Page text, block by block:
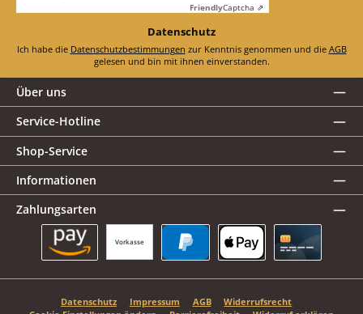
FriendlyCaptcha ⇗
Datenschutz
Ich habe die Datenschutzbestimmungen zur Kenntnis genommen und die AGB
gelesen und bin mit ihnen einverstanden.
Über uns
Service-Hotline
Shop-Service
Informationen
Zahlungsarten
Vorkasse
Datenschutz Impressum AGB
Widerrufsrecht